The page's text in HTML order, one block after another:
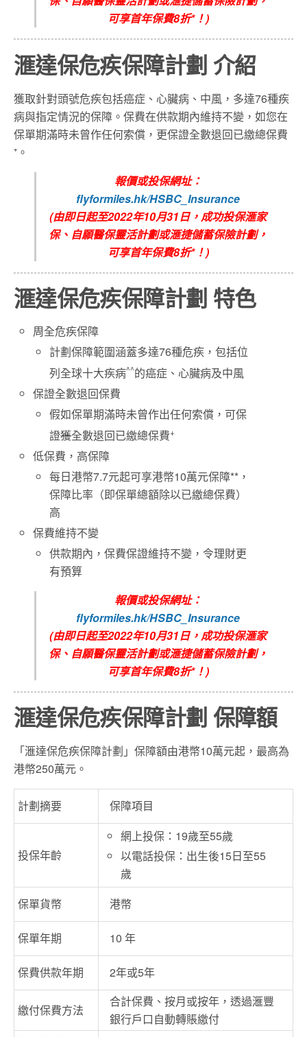
可享首年保費8折*！)
滙達保危疾保障計劃 介紹
獲取針對頭號危疾包括癌症、心臟病、中風，多達76種疾
病與指定情況的保障。保費在供款期內維持不變，如您在
保單期滿時未曾作任何索償，更保證全數退回已繳總保費
⁺。
報價或投保網址：
flyformiles.hk/HSBC_Insurance
(由即日起至2022年10月31日，成功投保滙家
保、自願醫保靈活計劃或滙捷儲蓄保險計劃，
可享首年保費8折*！)
滙達保危疾保障計劃 特色
周全危疾保障
計劃保障範圍涵蓋多達76種危疾，包括位
列全球十大疾病^^的癌症、心臟病及中風
保證全數退回保費
假如保單期滿時未曾作出任何索償，可保
證獲全數退回已繳總保費+
低保費，高保障
每日港幣7.7元起可享港幣10萬元保障**，
保障比率（即保單總額除以已繳總保費）
高
保費維持不變
供款期內，保費保證維持不變，令理財更
有預算
報價或投保網址：
flyformiles.hk/HSBC_Insurance
(由即日起至2022年10月31日，成功投保滙家
保、自願醫保靈活計劃或滙捷儲蓄保險計劃，
可享首年保費8折*！)
滙達保危疾保障計劃 保障額
「滙達保危疾保障計劃」保障額由港幣10萬元起，最高為
港幣250萬元。
計劃摘要 保障項目
投保年齡
網上投保：19歲至55歲
以電話投保：出生後15日至55
歲
保單貨幣
港幣
保單年期 10 年
保費供款年期 2年或5年
繳付保費方法
合計保費、按月或按年，透過滙豐
銀行戶口自動轉賬繳付